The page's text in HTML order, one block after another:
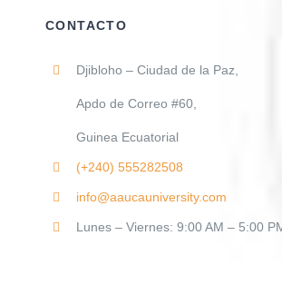
CONTACTO
Djibloho – Ciudad de la Paz,
Apdo de Correo #60,
Guinea Ecuatorial
(+240) 555282508
info@aaucauniversity.com
Lunes – Viernes: 9:00 AM – 5:00